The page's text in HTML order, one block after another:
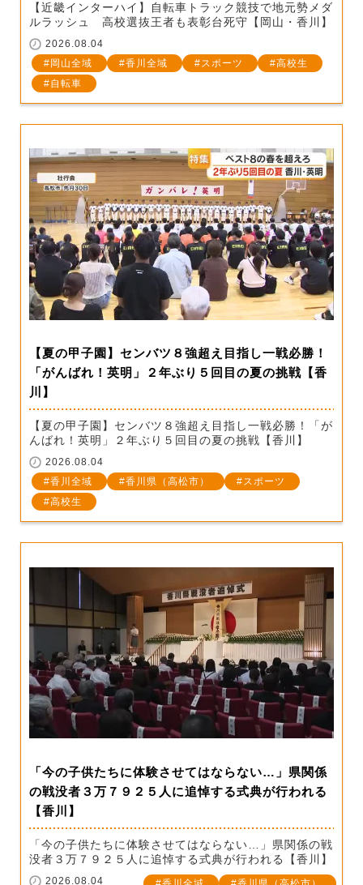
【近畿インターハイ】自転車トラック競技で地元勢メダ
ルラッシュ 高校選抜王者も表彰台死守【岡山・香川】
2026.08.04
岡山全域
香川全域 スポーツ
高校生
自転車
【夏の甲子園】センバツ８強超え目指し一戦必勝！
「がんばれ！英明」２年ぶり５回目の夏の挑戦【香
川】
【夏の甲子園】センバツ８強超え目指し一戦必勝！「が
んばれ！英明」２年ぶり５回目の夏の挑戦【香川】
2026.08.04
香川全域
香川県（高松市）
スポーツ
高校生
「今の子供たちに体験させてはならない…」県関係
の戦没者３万７９２５人に追悼する式典が行われる
【香川】
「今の子供たちに体験させてはならない…」県関係の戦
没者３万７９２５人に追悼する式典が行われる【香川】
2026.08.04